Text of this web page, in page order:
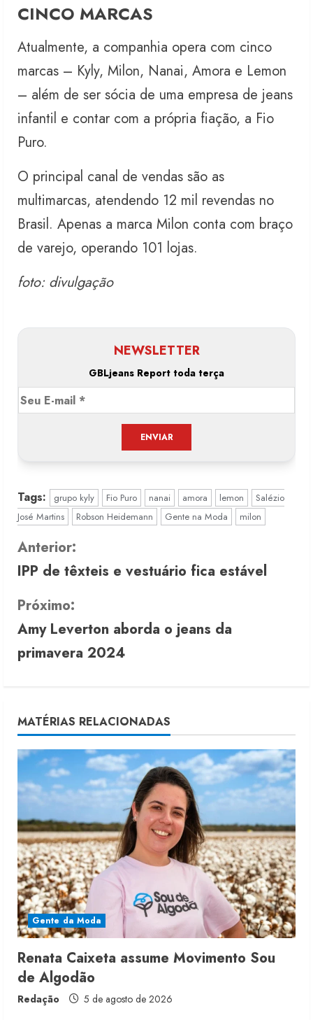
CINCO MARCAS
Atualmente, a companhia opera com cinco
marcas – Kyly, Milon, Nanai, Amora e Lemon
– além de ser sócia de uma empresa de jeans
infantil e contar com a própria fiação, a Fio
Puro.
O principal canal de vendas são as
multimarcas, atendendo 12 mil revendas no
Brasil. Apenas a marca Milon conta com braço
de varejo, operando 101 lojas.
foto: divulgação
NEWSLETTER
GBLjeans Report toda terça
Tags: grupo kyly Fio Puro nanai amora lemon
Salézio
José Martins
Robson Heidemann Gente na Moda milon
C
o
n
t
i
u
e
R
e
a
d
i
n
g
Anterior:
IPP de têxteis e vestuário fica estável
Próximo:
Amy Leverton aborda o jeans da
primavera 2024
MATÉRIAS RELACIONADAS
Gente da Moda
Renata Caixeta assume Movimento Sou
de Algodão
Redação 5 de agosto de 2026